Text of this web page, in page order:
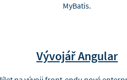
MyBatis.
Vývojář Angular